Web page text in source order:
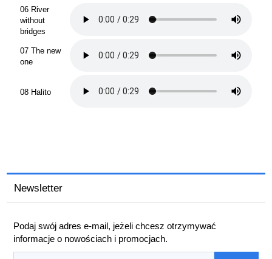
06 River
without
bridges
07 The new
one
08 Halito
Newsletter
Podaj swój adres e-mail, jeżeli chcesz otrzymywać
informacje o nowościach i promocjach.